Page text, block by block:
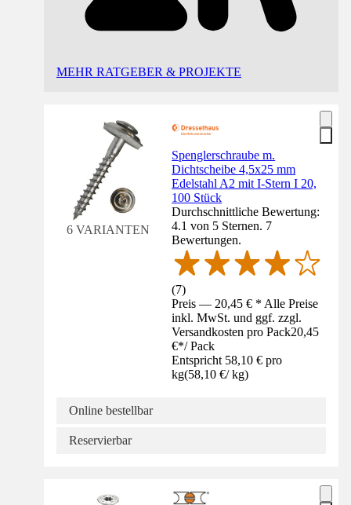
MEHR RATGEBER & PROJEKTE
6 VARIANTEN
Spenglerschraube m.
Dichtscheibe 4,5x25 mm
Edelstahl A2 mit I-Stern I 20,
100 Stück
Durchschnittliche Bewertung:
4.1 von 5 Sternen. 7
Bewertungen.
(7)
Preis — 20,45 € * Alle Preise
inkl. MwSt. und ggf. zzgl.
Versandkosten pro Pack20,45
€*/ Pack
Entspricht 58,10 € pro
kg(58,10 €/ kg)
Online bestellbar
Reservierbar